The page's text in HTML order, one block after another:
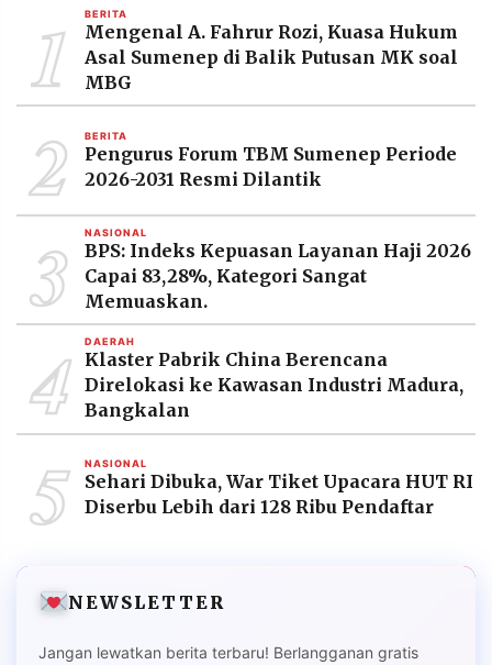
1 BERITA
Mengenal A. Fahrur Rozi, Kuasa Hukum
Asal Sumenep di Balik Putusan MK soal
MBG
2 BERITA
Pengurus Forum TBM Sumenep Periode
2026-2031 Resmi Dilantik
3 NASIONAL
BPS: Indeks Kepuasan Layanan Haji 2026
Capai 83,28%, Kategori Sangat
Memuaskan.
4 DAERAH
Klaster Pabrik China Berencana
Direlokasi ke Kawasan Industri Madura,
Bangkalan
5 NASIONAL
Sehari Dibuka, War Tiket Upacara HUT RI
Diserbu Lebih dari 128 Ribu Pendaftar
NEWSLETTER
Jangan lewatkan berita terbaru! Berlangganan gratis